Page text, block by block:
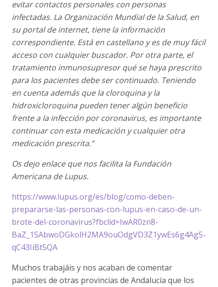
evitar contactos personales con personas
infectadas. La Organización Mundial de la Salud, en
su portal de internet, tiene la información
correspondiente. Está en castellano y es de muy fácil
acceso con cualquier buscador. Por otra parte, el
tratamiento inmunosupresor qué se haya prescrito
para los pacientes debe ser continuado. Teniendo
en cuenta además que la cloroquina y la
hidroxicloroquina pueden tener algún beneficio
frente a la infección por coronavirus, es importante
continuar con esta medicación y cualquier otra
medicación prescrita.”
Os dejo enlace que nos facilita la Fundación
Americana de Lupus.
https://www.lupus.org/es/blog/como-deben-
prepararse-las-personas-con-lupus-en-caso-de-un-
brote-del-coronavirus?fbclid=IwAR0zn8-
BaZ_1SAbwoDGkolH2MA9ouOdgVD3Z1ywEs6g4Ag5-
qC43IiBt5QA
Muchos trabajáis y nos acaban de comentar
pacientes de otras provincias de Andalucía que los